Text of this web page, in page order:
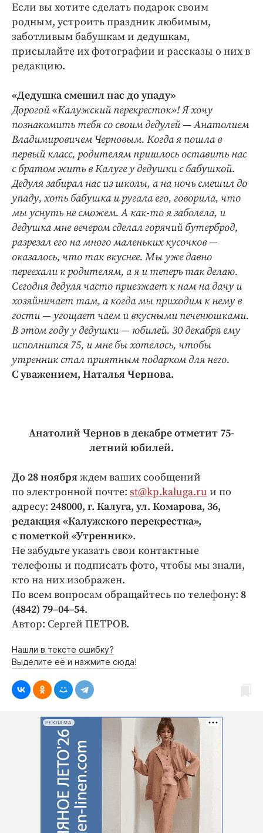
Издания
Медиаперсона
Интересное чтиво
Клиника года
Работодатель года
Если вы хотите сделать подарок своим
родным, устроить праздник любимым,
заботливым бабушкам и дедушкам,
присылайте их фотографии и рассказы о них в
редакцию.
«Дедушка смешил нас до упаду»
Дорогой «Калужский перекресток»! Я хочу
познакомить тебя со своим дедулей — Анатолием
Владимировичем Черновым. Когда я пошла в
первый класс, родителям пришлось оставить нас
с братом жить в Калуге у дедушки с бабушкой.
Дедуля забирал нас из школы, а на ночь смешил до
упаду, хоть бабушка и ругала его, говорила, что
мы уснуть не сможем. А как-то я заболела, и
дедушка мне вечером сделал горячий бутерброд,
разрезал его на много маленьких кусочков —
оказалось, что так вкуснее. Мы уже давно
переехали к родителям, а я и теперь так делаю.
Сегодня дедуля часто приезжает к нам на дачу и
хозяйничает там, а когда мы приходим к нему в
гости — угощает чаем и вкусными печенюшками.
В этом году у дедушки — юбилей. 30 декабря ему
исполнится 75, и мне бы хотелось, чтобы
утренник стал приятным подарком для него.
С уважением, Наталья Чернова.
Анатолий Чернов в декабре отметит 75-
летний юбилей.
До 28 ноябряждем ваших сообщений
по электронной почте: st@kp.kaluga.ru и по
адресу: 248000, г. Калуга, ул. Комарова, 36,
редакция «Калужского перекрестка»,
с пометкой «Утренник».
Не забудьте указать свои контактные
телефоны и подписать фото, чтобы мы знали,
кто на них изображен.
По всем вопросам обращайтесь по телефону: 8
(4842) 79–04–54.
Автор: Сергей ПЕТРОВ.
Нашли в тексте ошибку?
Выделите её и нажмите сюда!
РЕКЛАМА